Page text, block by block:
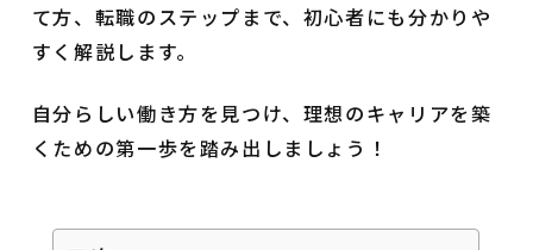
て方、転職のステップまで、初心者にも分かりや
すく解説します。
自分らしい働き方を見つけ、理想のキャリアを築
くための第一歩を踏み出しましょう！